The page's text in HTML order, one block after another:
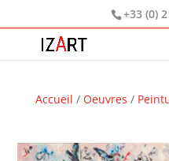
+33 (0)
Accueil / Oeuvres /